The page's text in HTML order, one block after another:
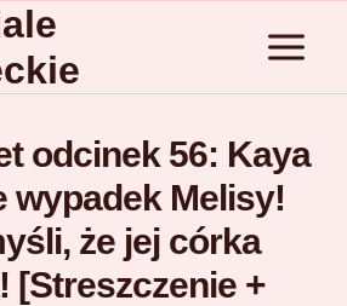
odcinek 56: Kaya
wypadek Melisy!
że jej córka
[Streszczenie +